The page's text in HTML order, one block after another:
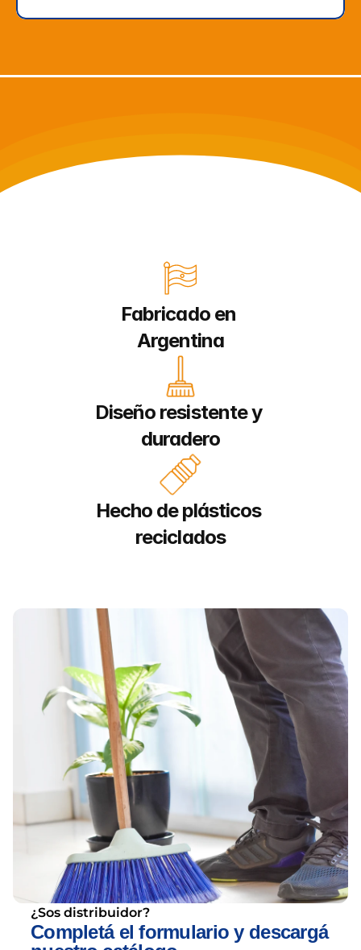
Fabricado en
Argentina
Diseño resistente y
duradero
Hecho de plásticos
reciclados
¿Sos distribuidor?
Completá el formulario y descargá